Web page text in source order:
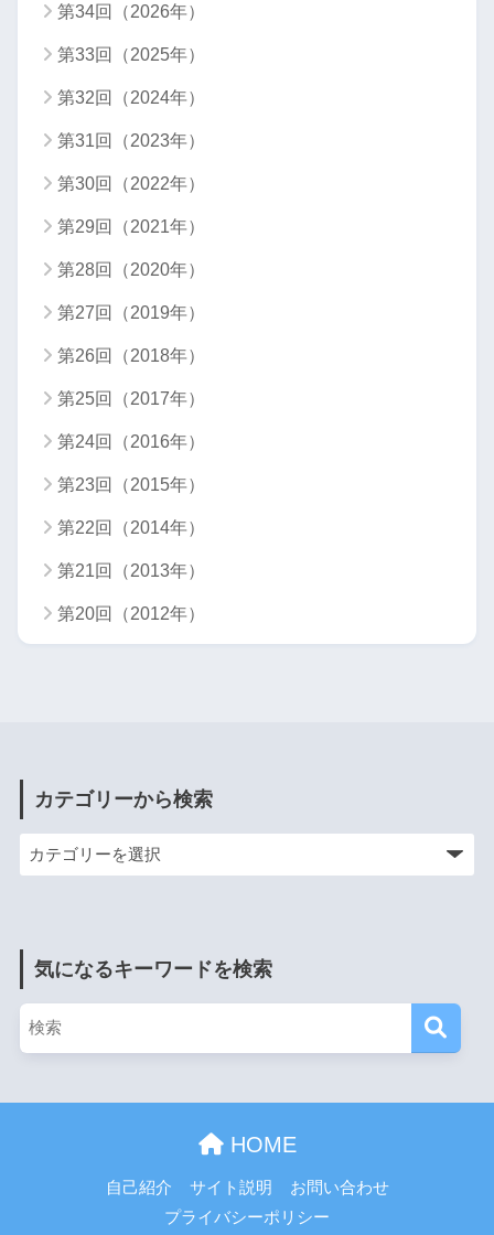
第34回（2026年）
第33回（2025年）
第32回（2024年）
第31回（2023年）
第30回（2022年）
第29回（2021年）
第28回（2020年）
第27回（2019年）
第26回（2018年）
第25回（2017年）
第24回（2016年）
第23回（2015年）
第22回（2014年）
第21回（2013年）
第20回（2012年）
カテゴリーから検索
気になるキーワードを検索
HOME
自己紹介 サイト説明
お問い合わせ
プライバシーポリシー